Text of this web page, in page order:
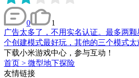
0
1
广告太多了，不用实名认证。最多两
个创建模式最好玩，其他的三个模式太
下载小米游戏中心，参与互动！
首页 > 微型地下探险
友情链接